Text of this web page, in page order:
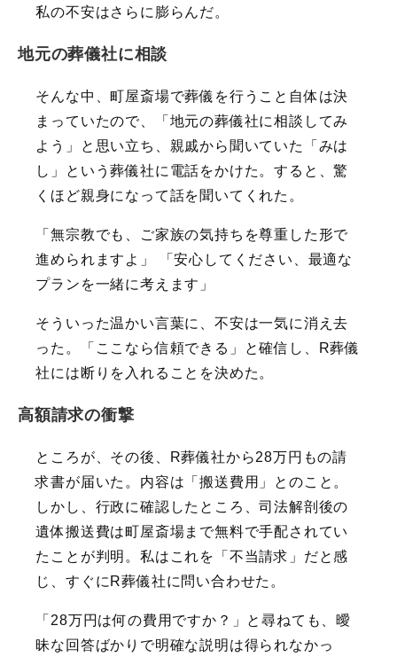
私の不安はさらに膨らんだ。
地元の葬儀社に相談
そんな中、町屋斎場で葬儀を行うこと自体は決
まっていたので、「地元の葬儀社に相談してみ
よう」と思い立ち、親戚から聞いていた「みは
し」という葬儀社に電話をかけた。すると、驚
くほど親身になって話を聞いてくれた。
「無宗教でも、ご家族の気持ちを尊重した形で
進められますよ」 「安心してください、最適な
プランを一緒に考えます」
そういった温かい言葉に、不安は一気に消え去
った。「ここなら信頼できる」と確信し、R葬儀
社には断りを入れることを決めた。
高額請求の衝撃
ところが、その後、R葬儀社から28万円もの請
求書が届いた。内容は「搬送費用」とのこと。
しかし、行政に確認したところ、司法解剖後の
遺体搬送費は町屋斎場まで無料で手配されてい
たことが判明。私はこれを「不当請求」だと感
じ、すぐにR葬儀社に問い合わせた。
「28万円は何の費用ですか？」と尋ねても、曖
昧な回答ばかりで明確な説明は得られなかっ